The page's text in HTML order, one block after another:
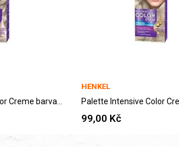
Palette Intensive Color Creme barva na vlasy...
HENKEL
99,00 Kč